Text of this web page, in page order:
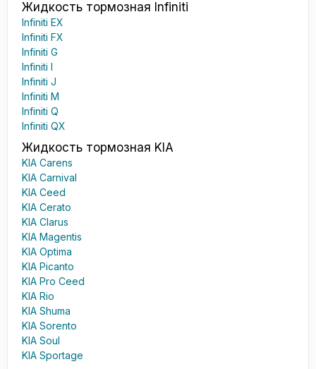
Жидкость тормозная Infiniti
Infiniti EX
Infiniti FX
Infiniti G
Infiniti I
Infiniti J
Infiniti M
Infiniti Q
Infiniti QX
Жидкость тормозная KIA
KIA Carens
KIA Carnival
KIA Ceed
KIA Cerato
KIA Clarus
KIA Magentis
KIA Optima
KIA Picanto
KIA Pro Ceed
KIA Rio
KIA Shuma
KIA Sorento
KIA Soul
KIA Sportage